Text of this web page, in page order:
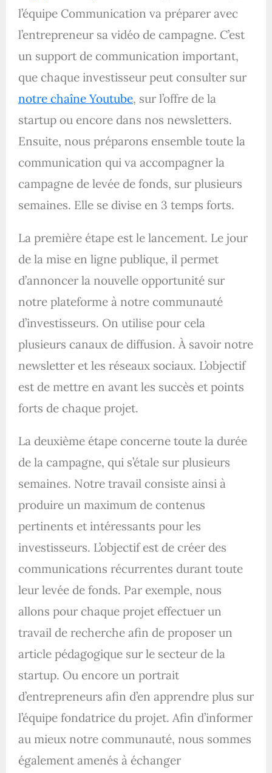
l’équipe Communication va préparer avec
l’entrepreneur sa vidéo de campagne. C’est
un support de communication important,
que chaque investisseur peut consulter sur
notre chaîne Youtube, sur l’offre de la
startup ou encore dans nos newsletters.
Ensuite, nous préparons ensemble toute la
communication qui va accompagner la
campagne de levée de fonds, sur plusieurs
semaines. Elle se divise en 3 temps forts.
La première étape est le lancement. Le jour
de la mise en ligne publique, il permet
d’annoncer la nouvelle opportunité sur
notre plateforme à notre communauté
d’investisseurs. On utilise pour cela
plusieurs canaux de diffusion. À savoir notre
newsletter et les réseaux sociaux. L’objectif
est de mettre en avant les succès et points
forts de chaque projet.
La deuxième étape concerne toute la durée
de la campagne, qui s’étale sur plusieurs
semaines. Notre travail consiste ainsi à
produire un maximum de contenus
pertinents et intéressants pour les
investisseurs. L’objectif est de créer des
communications récurrentes durant toute
leur levée de fonds. Par exemple, nous
allons pour chaque projet effectuer un
travail de recherche afin de proposer un
article pédagogique sur le secteur de la
startup. Ou encore un portrait
d’entrepreneurs afin d’en apprendre plus sur
l’équipe fondatrice du projet. Afin d’informer
au mieux notre communauté, nous sommes
également amenés à échanger